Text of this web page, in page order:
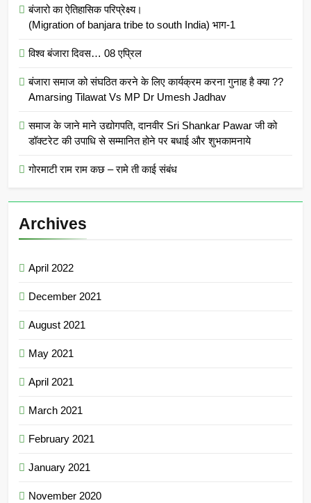
बंजारो का ऐतिहासिक परिप्रेक्ष्य।
(Migration of banjara tribe to south India) भाग-1
विश्व बंजारा दिवस… 08 एप्रिल
बंजारा समाज को संघठित करने के लिए कार्यक्रम करना गुनाह है क्या ??
Amarsing Tilawat Vs MP Dr Umesh Jadhav
समाज के जाने माने उद्योगपति, दानवीर Sri Shankar Pawar जी को
डॉक्टरेट की उपाधि से सम्मानित होने पर बधाई और शुभकामनाये
गोरमाटी राम राम कछ – रामे ती काई संबंध
Archives
April 2022
December 2021
August 2021
May 2021
April 2021
March 2021
February 2021
January 2021
November 2020